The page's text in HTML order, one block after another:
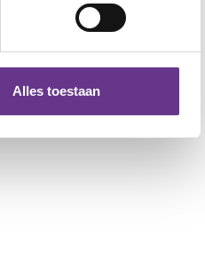
Alles toestaan